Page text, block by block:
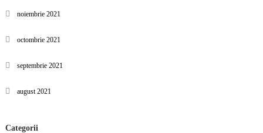
noiembrie 2021
octombrie 2021
septembrie 2021
august 2021
Categorii